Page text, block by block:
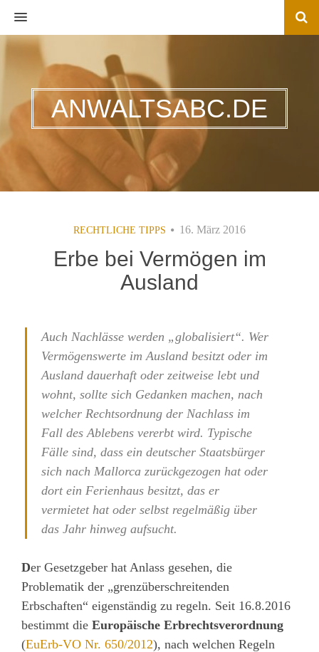
MENU
ANWALTSABC.DE
RECHTLICHE TIPPS 16. März 2016
Erbe bei Vermögen im
Ausland
Auch Nachlässe werden „globalisiert“. Wer
Vermögenswerte im Ausland besitzt oder im
Ausland dauerhaft oder zeitweise lebt und
wohnt, sollte sich Gedanken machen, nach
welcher Rechtsordnung der Nachlass im
Fall des Ablebens vererbt wird. Typische
Fälle sind, dass ein deutscher Staatsbürger
sich nach Mallorca zurückgezogen hat oder
dort ein Ferienhaus besitzt, das er
vermietet hat oder selbst regelmäßig über
das Jahr hinweg aufsucht.
Der Gesetzgeber hat Anlass gesehen, die
Problematik der „grenzüberschreitenden
Erbschaften“ eigenständig zu regeln. Seit 16.8.2016
bestimmt die Europäische Erbrechtsverordnung
(EuErb-VO Nr. 650/2012), nach welchen Regeln